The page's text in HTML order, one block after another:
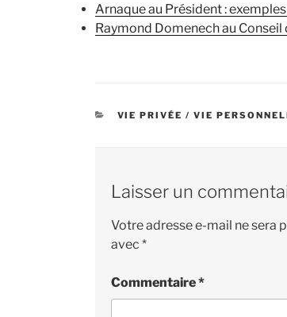
Arnaque au Président :
Raymond Domenech au
CATÉGORIES
VIE PRIVÉE / VIE
Laisser un
Votre adresse e-mail ne sera
avec *
Commentaire*